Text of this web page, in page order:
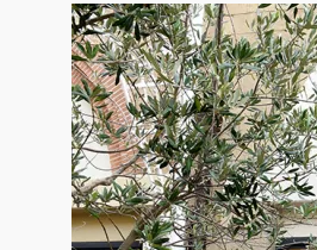
Immagine